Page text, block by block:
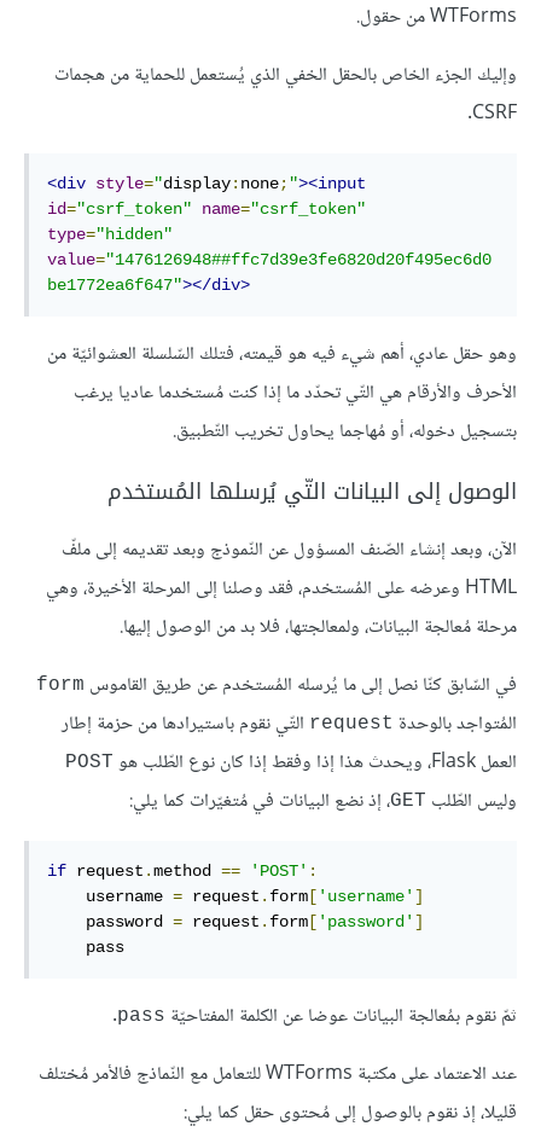
WTForms من حقول.
وإليك الجزء الخاص بالحقل الخفي الذي يُستعمل للحماية من هجمات
CSRF.
<div style="display: none; "><input
id="csrf_token" name="csrf_token"
type="hidden"
value="1476126948##ffc7d39e3fe6820d20f495ec6d0
be1772ea6f647"></div>
وهو حقل عادي، أهم شيء فيه هو قيمته، فتلك السّلسلة العشوائيّة من
الأحرف والأرقام هي التّي تحدّد ما إذا كنت مُستخدما عاديا يرغب
بتسجيل دخوله، أو مُهاجما يحاول تخريب التّطبيق.
الوصول إلى البيانات التّي يُرسلها المُستخدم
الآن، وبعد إنشاء الصّنف المسؤول عن النّموذج وبعد تقديمه إلى ملفّ
HTML وعرضه على المُستخدم، فقد وصلنا إلى المرحلة الأخيرة، وهي
مرحلة مُعالجة البيانات، ولمعالجتها، فلا بد من الوصول إليها.
في السّابق كنّا نصل إلى ما يُرسله المُستخدم عن طريق القاموس form
المُتواجد بالوحدة request التّي نقوم باستيرادها من حزمة إطار
العمل Flask، ويحدث هذا إذا وفقط إذا كان نوع الطّلب هو
POST
وليس الطّلب GET، إذ نضع البيانات في مُتغيّرات كما يلي:
if request .method == 'POST' :
    username
= request . form [ 'username' ]
    password
= request . form [ 'password' ]
    pass
ثمّ نقوم بمُعالجة البيانات عوضا عن الكلمة المفتاحيّة pass
.
عند الاعتماد على مكتبة WTForms للتعامل مع النّماذج فالأمر مُختلف
قليلا، إذ نقوم بالوصول إلى مُحتوى حقل كما يلي: